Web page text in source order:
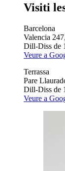
Visiti
Barcelona
Valencia
Dill-Diss de
Veure a
Terrassa
Pare
Dill-Diss de
Veure a